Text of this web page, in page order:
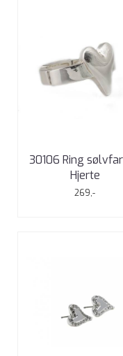
30106 Ring
Hjerte
269,-